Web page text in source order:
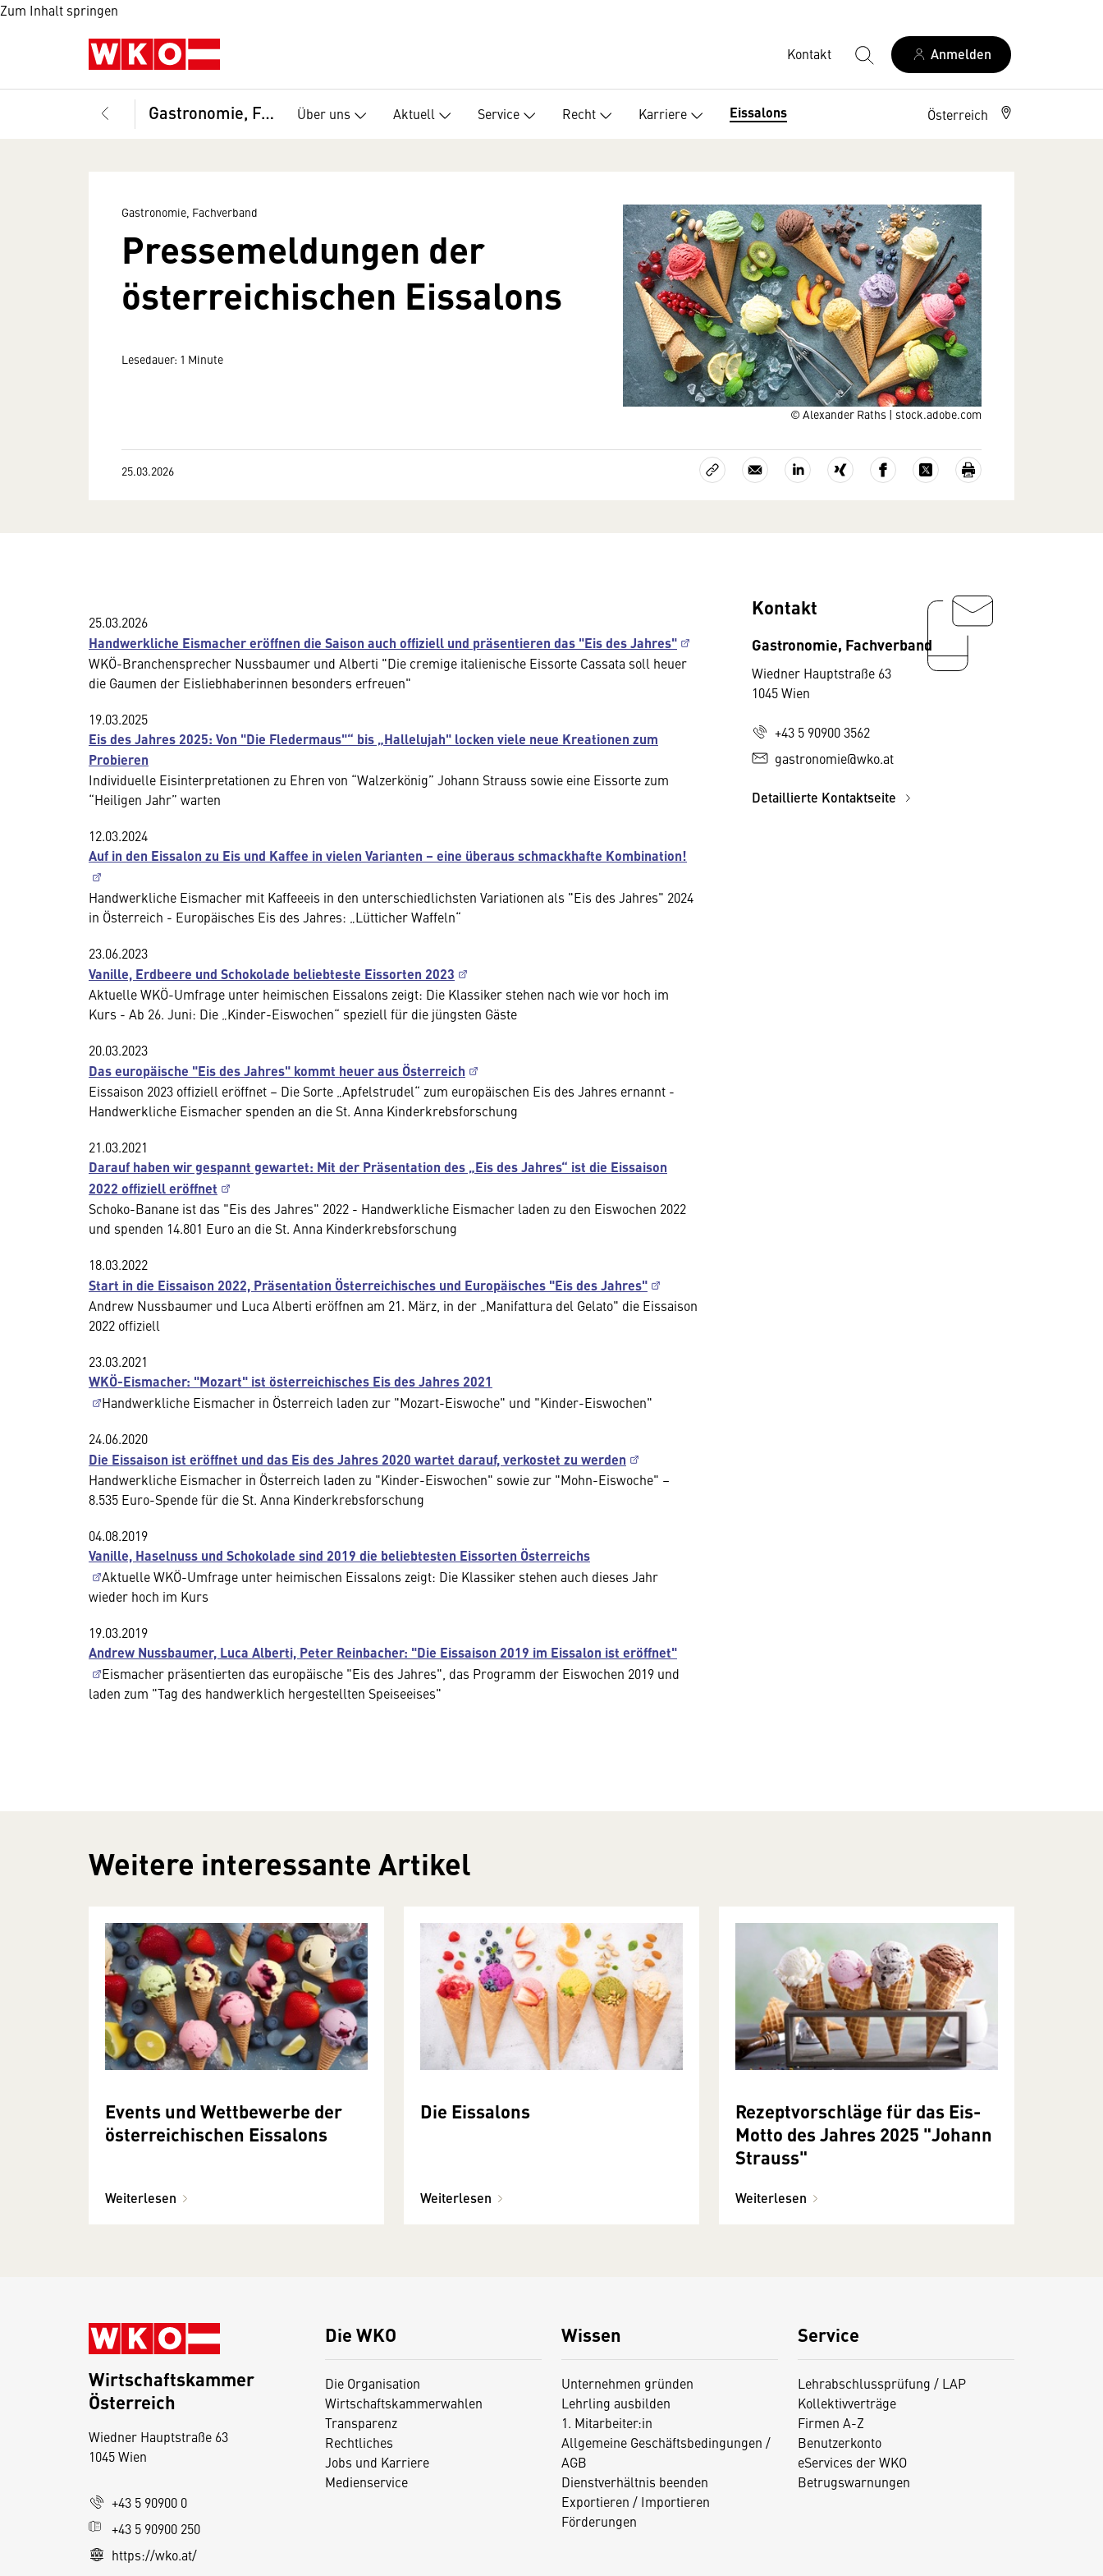
Zum Inhalt springen
Kontakt Anmelden
Gastronomie, Fachverband Über uns Aktuell Service Recht Karriere Eissalons Österreich
© Alexander Raths | stock.adobe.com
Gastronomie, Fachverband
Pressemeldungen der
österreichischen Eissalons
Lesedauer: 1 Minute
25.03.2026
25.03.2026
Handwerkliche Eismacher eröffnen die Saison auch offiziell und präsentieren das "Eis des Jahres"
WKÖ-Branchensprecher Nussbaumer und Alberti "Die cremige italienische Eissorte Cassata soll heuer
die Gaumen der Eisliebhaberinnen besonders erfreuen"
19.03.2025
Eis des Jahres 2025: Von "Die Fledermaus"“ bis „Hallelujah" locken viele neue Kreationen zum
Probieren
Individuelle Eisinterpretationen zu Ehren von “Walzerkönig” Johann Strauss sowie eine Eissorte zum
“Heiligen Jahr” warten
12.03.2024
Auf in den Eissalon zu Eis und Kaffee in vielen Varianten – eine überaus schmackhafte Kombination!
Handwerkliche Eismacher mit Kaffeeeis in den unterschiedlichsten Variationen als "Eis des Jahres" 2024
in Österreich - Europäisches Eis des Jahres: „Lütticher Waffeln“
23.06.2023
Vanille, Erdbeere und Schokolade beliebteste Eissorten 2023
Aktuelle WKÖ-Umfrage unter heimischen Eissalons zeigt: Die Klassiker stehen nach wie vor hoch im
Kurs - Ab 26. Juni: Die „Kinder-Eiswochen“ speziell für die jüngsten Gäste
20.03.2023
Das europäische "Eis des Jahres" kommt heuer aus Österreich
Eissaison 2023 offiziell eröffnet – Die Sorte „Apfelstrudel“ zum europäischen Eis des Jahres ernannt -
Handwerkliche Eismacher spenden an die St. Anna Kinderkrebsforschung
21.03.2021
Darauf haben wir gespannt gewartet: Mit der Präsentation des „Eis des Jahres“ ist die Eissaison
2022 offiziell eröffnet
Schoko-Banane ist das "Eis des Jahres" 2022 - Handwerkliche Eismacher laden zu den Eiswochen 2022
und spenden 14.801 Euro an die St. Anna Kinderkrebsforschung
18.03.2022
Start in die Eissaison 2022, Präsentation Österreichisches und Europäisches "Eis des Jahres"
Andrew Nussbaumer und Luca Alberti eröffnen am 21. März, in der „Manifattura del Gelato" die Eissaison
2022 offiziell
23.03.2021
WKÖ-Eismacher: "Mozart" ist österreichisches Eis des Jahres 2021
Handwerkliche Eismacher in Österreich laden zur "Mozart-Eiswoche" und "Kinder-Eiswochen"
24.06.2020
Die Eissaison ist eröffnet und das Eis des Jahres 2020 wartet darauf, verkostet zu werden
Handwerkliche Eismacher in Österreich laden zu "Kinder-Eiswochen" sowie zur "Mohn-Eiswoche" –
8.535 Euro-Spende für die St. Anna Kinderkrebsforschung
04.08.2019
Vanille, Haselnuss und Schokolade sind 2019 die beliebtesten Eissorten Österreichs
Aktuelle WKÖ-Umfrage unter heimischen Eissalons zeigt: Die Klassiker stehen auch dieses Jahr
wieder hoch im Kurs
19.03.2019
Andrew Nussbaumer, Luca Alberti, Peter Reinbacher: "Die Eissaison 2019 im Eissalon ist eröffnet"
Eismacher präsentierten das europäische "Eis des Jahres", das Programm der Eiswochen 2019 und
laden zum "Tag des handwerklich hergestellten Speiseeises"
Kontakt
Gastronomie, Fachverband
Wiedner Hauptstraße 63
1045 Wien
+43 5 90900 3562
gastronomie@wko.at
Detaillierte Kontaktseite
Weitere interessante Artikel
Events und Wettbewerbe der
österreichischen Eissalons
Weiterlesen
Die Eissalons
Weiterlesen
Rezeptvorschläge für das Eis-
Motto des Jahres 2025 "Johann
Strauss"
Weiterlesen
Die WKO
Die Organisation
Wirtschaftskammerwahlen
Transparenz
Rechtliches
Jobs und Karriere
Medienservice
Wissen
Unternehmen gründen
Lehrling ausbilden
1. Mitarbeiter:in
Allgemeine Geschäftsbedingungen /
AGB
Dienstverhältnis beenden
Exportieren / Importieren
Förderungen
Service
Lehrabschlussprüfung / LAP
Kollektivverträge
Firmen A-Z
Benutzerkonto
eServices der WKO
Betrugswarnungen
Wirtschaftskammer
Österreich
Wiedner Hauptstraße 63
1045 Wien
+43 5 90900 0
+43 5 90900 250
https://wko.at/